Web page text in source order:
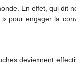
En effet, qui dit
pour engager la
deviennent